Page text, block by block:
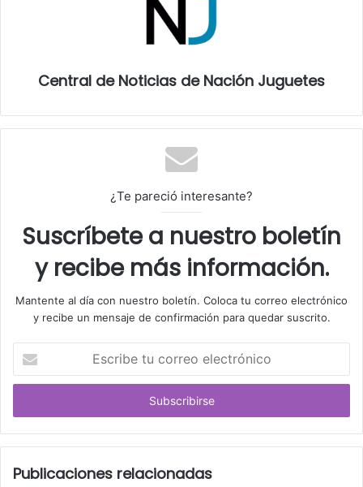
Central de Noticias de Nación Juguetes
¿Te pareció interesante?
Suscríbete a nuestro boletín
y recibe más información.
Mantente al día con nuestro boletín. Coloca tu correo electrónico
y recibe un mensaje de confirmación para quedar suscrito.
c
i
b
tPublicaciones relacionadas